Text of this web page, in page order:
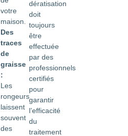
votre
maison.
Des
traces
de
graisse
:
Les
rongeurs
laissent
souvent
des
dératisation
doit
toujours
être
effectuée
par des
professionnels
certifiés
pour
garantir
l’efficacité
du
traitement